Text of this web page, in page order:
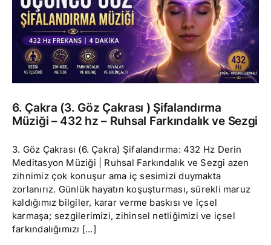
6. Çakra (3. Göz Çakrası ) Şifalandırma
Müziği – 432 hz – Ruhsal Farkındalık ve Sezgi
3. Göz Çakrası (6. Çakra) Şifalandırma: 432 Hz Derin
Meditasyon Müziği | Ruhsal Farkındalık ve Sezgi azen
zihnimiz çok konuşur ama iç sesimizi duymakta
zorlanırız. Günlük hayatın koşuşturması, sürekli maruz
kaldığımız bilgiler, karar verme baskısı ve içsel
karmaşa; sezgilerimizi, zihinsel netliğimizi ve içsel
farkındalığımızı [...]